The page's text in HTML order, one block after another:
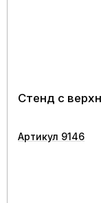
Стенд с
Артикул 9146